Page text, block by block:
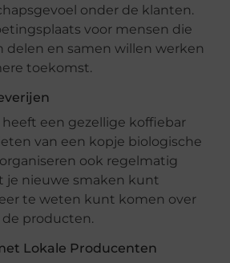
onder de klanten.
voor mensen die
delen en samen willen werken
toekomst.
een gezellige koffiebar
van een kopje biologische
ook regelmatig
je nieuwe smaken kunt
te weten kunt komen over
producten.
Lokale Producenten